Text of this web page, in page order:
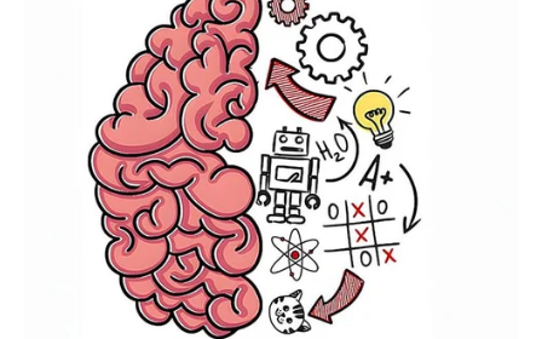
Istovremeno, finansijska situacija pokazuje veoma
pozitivne znakove. Pred vama je prilika za dodatnu
zaradu, poslovni napredak ili vijest koja vam donosi
osjećaj sigurnosti.
Najvažnije od svega jeste što ćete imati osjećaj da se
život konačno kreće u pravcu koji ste dugo priželjkivali.
Narednih deset dana donosi mnogo promjena, važnih
razgovora i prilika koje mogu ostaviti snažan trag na